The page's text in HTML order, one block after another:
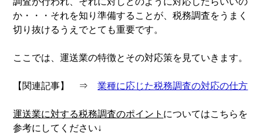
か・・・それを知り準備することが、税務調査をうまく
切り抜けるうえでとても重要です。
ここでは、運送業の特徴とその対応策を見ていきます。
【関連記事】 ⇒業種に応じた税務調査の対応の仕方
運送業に対する税務調査のポイント についてはこちらを
参考にしてください↓